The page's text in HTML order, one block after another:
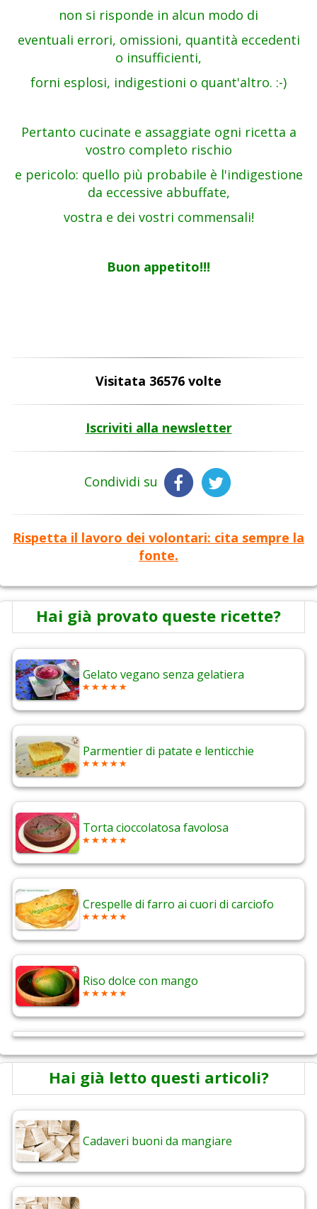
non si risponde in alcun modo di
eventuali errori, omissioni, quantità eccedenti
o insufficienti,
forni esplosi, indigestioni o quant'altro. :-)
Pertanto cucinate e assaggiate ogni ricetta a
vostro completo rischio
e pericolo: quello più probabile è l'indigestione
da eccessive abbuffate,
vostra e dei vostri commensali!
Buon appetito!!!
Visitata 36576 volte
Iscriviti alla newsletter
Condividi su
Rispetta il lavoro dei volontari: cita sempre la
fonte.
Hai già provato queste ricette?
Gelato vegano senza gelatiera
Parmentier di patate e lenticchie
Torta cioccolatosa favolosa
Crespelle di farro ai cuori di carciofo
Riso dolce con mango
Hai già letto questi articoli?
Cadaveri buoni da mangiare